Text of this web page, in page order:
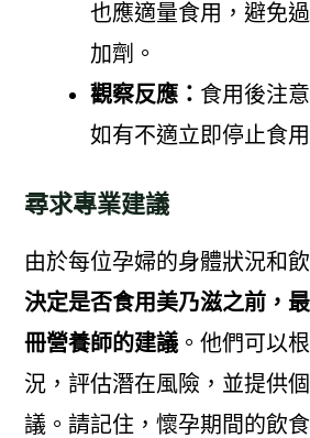
也應適量食用，避免
加劑。
觀察反應： 食用後注
如有不適立即停止食
尋求專業建議
由於每位孕婦的身體狀況和
決定是否食用美乃滋之前，
冊營養師的建議。他們可以
況，評估潛在風險，並提供
議。請記住，懷孕期間的飲